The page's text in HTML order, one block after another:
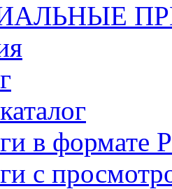
в формате
с